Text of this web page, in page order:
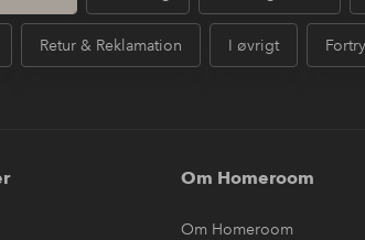
Retur & Reklamation I øvrigt
Om Homeroom
Om Homeroom